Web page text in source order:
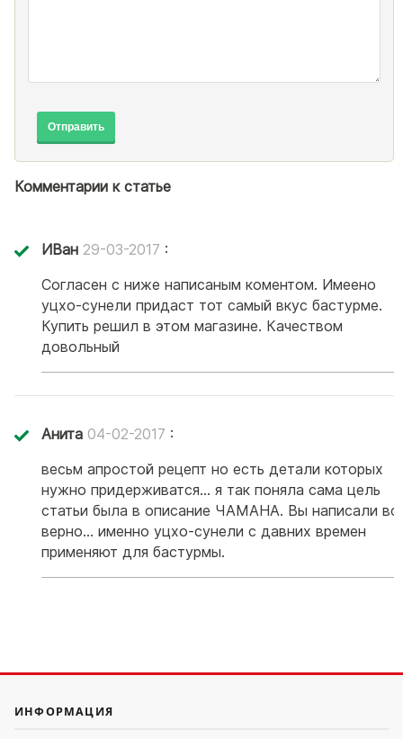
Отправить
Комментарии к статье
ИВан 29-03-2017 :
Согласен с ниже написаным коментом. Имеено
уцхо-сунели придаст тот самый вкус бастурме.
Купить решил в этом магазине. Качеством
довольный
Анита 04-02-2017 :
весьм апростой рецепт но есть детали которых
нужно придерживатся... я так поняла сама цель
статьи была в описание ЧАМАНА. Вы написали
верно... именно уцхо-сунели с давних времен
применяют для бастурмы.
ИНФОРМАЦИЯ